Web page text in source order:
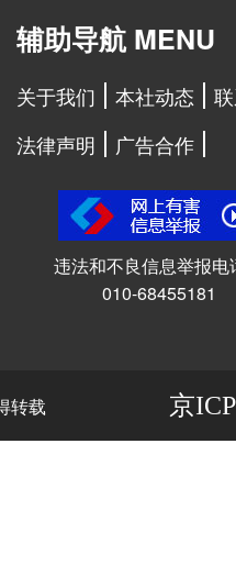
辅助导航 MENU
关于我们 本社动态
法律声明
广告合作
违法和不良信息举报电
010-68455181
转载 京